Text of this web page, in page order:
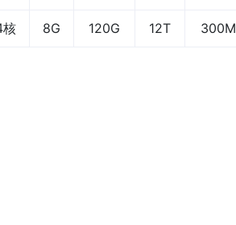
核 8G 120G 12T 300M